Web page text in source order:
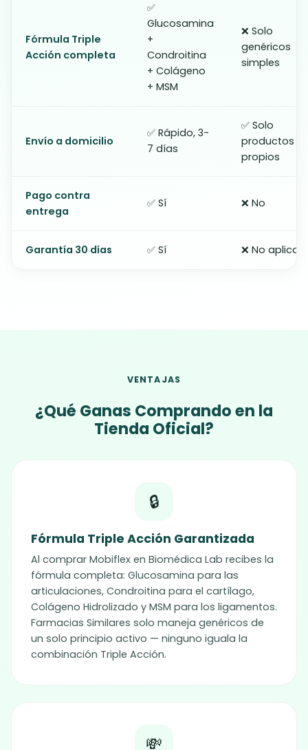
Fórmula Triple
Acción completa
✅
Glucosamina
+
Condroitina
+ Colágeno
+ MSM
❌ Solo
genéricos
simples
Envío a domicilio
✅ Rápido, 3-
7 días
✅ Solo
productos
propios
Pago contra
entrega
✅ Sí ❌ No
Garantía 30 días ✅ Sí ❌ No aplica
VENTAJAS
¿Qué Ganas Comprando en la
Tienda Oficial?
🔒
Fórmula Triple Acción Garantizada
Al comprar Mobiflex en Biomédica Lab recibes la
fórmula completa: Glucosamina para las
articulaciones, Condroitina para el cartílago,
Colágeno Hidrolizado y MSM para los ligamentos.
Farmacias Similares solo maneja genéricos de
un solo principio activo — ninguno iguala la
combinación Triple Acción.
💸